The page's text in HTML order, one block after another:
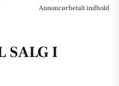
Annoncørbetalt indhold
SALG I